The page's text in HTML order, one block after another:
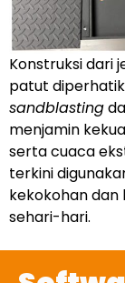
Konstruksi dari
patut
sandblasting
menjamin
serta cuaca
terkini
kekokohan
sehari-hari.